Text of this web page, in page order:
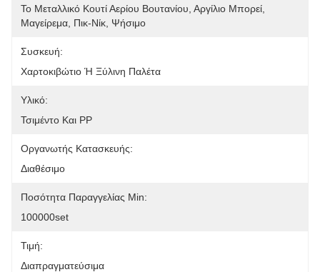
Το Μεταλλικό Κουτί Αερίου Βουτανίου, Αργίλιο Μπορεί,
Μαγείρεμα, Πικ-Νίκ, Ψήσιμο
Συσκευή:
Χαρτοκιβώτιο Ή Ξύλινη Παλέτα
Υλικό:
Τσιμέντο Και PP
Οργανωτής Κατασκευής:
Διαθέσιμο
Ποσότητα Παραγγελίας Min:
100000set
Τιμή:
Διαπραγματεύσιμα